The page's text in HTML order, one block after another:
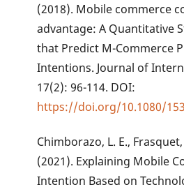
(2018). Mobile commerce
advantage: A Quantitative
that Predict M-Commerce
Intentions. Journal of
17(2): 96-114. DOI:
https://doi.org/10.1080/
Chimborazo, L. E.,
(2021). Explaining Mobile
Intention Based on